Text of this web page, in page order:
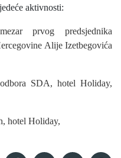
aktivnosti:
prvog predsjednika
Alije Izetbegovića
SDA, hotel Holiday,
hotel Holiday,